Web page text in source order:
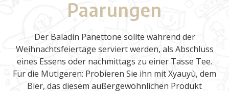
Paarungen
Der Baladin Panettone sollte während der
Weihnachtsfeiertage serviert werden, als Abschluss
eines Essens oder nachmittags zu einer Tasse Tee.
Für die Mutigeren: Probieren Sie ihn mit Xyauyù, dem
Bier, das diesem außergewöhnlichen Produkt